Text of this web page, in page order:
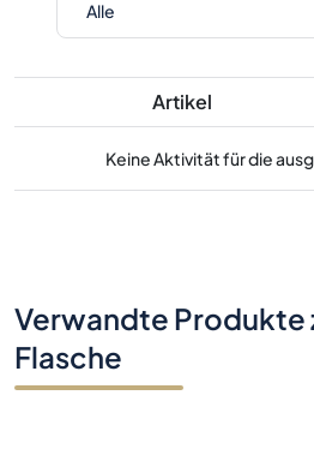
Artikel
Keine Aktivität für die
Verwandte Produkte
Flasche